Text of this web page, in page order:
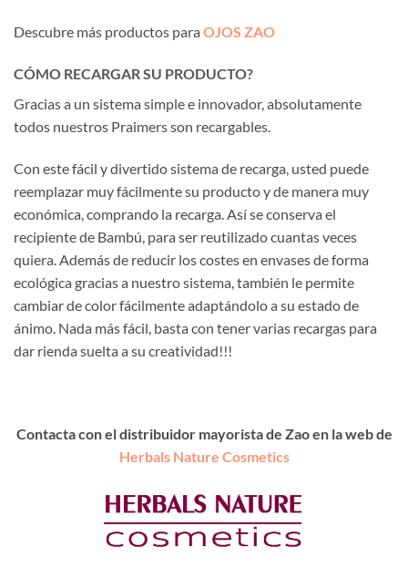
Descubre más productos para OJOS ZAO
CÓMO RECARGAR SU PRODUCTO?
Gracias a un sistema simple e innovador, absolutamente
todos nuestros Praimers son recargables.
Con este fácil y divertido sistema de recarga, usted puede
reemplazar muy fácilmente su producto y de manera muy
económica, comprando la recarga. Así se conserva el
recipiente de Bambú, para ser reutilizado cuantas veces
quiera. Además de reducir los costes en envases de forma
ecológica gracias a nuestro sistema, también le permite
cambiar de color fácilmente adaptándolo a su estado de
ánimo. Nada más fácil, basta con tener varias recargas para
dar rienda suelta a su creatividad!!!
Contacta con el distribuidor mayorista de Zao en la web de
Herbals Nature Cosmetics